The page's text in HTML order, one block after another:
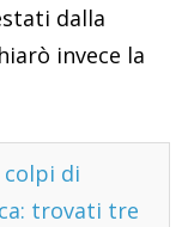
dalla
invece la
colpi di
trovati tre